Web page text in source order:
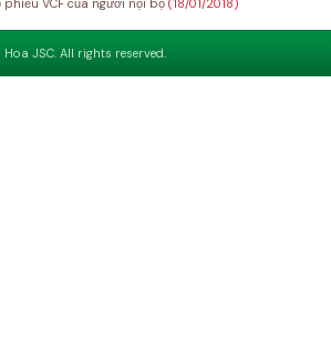
VCF của người nội bộ (18/01/2018)
JSC. All rights reserved.